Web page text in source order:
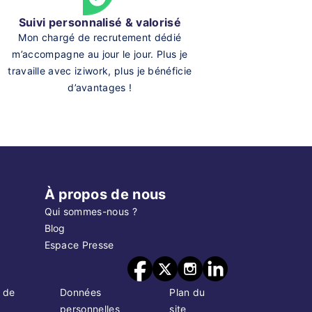
Suivi personnalisé & valorisé
Mon chargé de recrutement dédié
m’accompagne au jour le jour. Plus je
travaille avec iziwork, plus je bénéficie
d’avantages !
À propos de nous
Qui sommes-nous ?
Blog
Espace Presse
de
Données
personnelles
Plan du
site